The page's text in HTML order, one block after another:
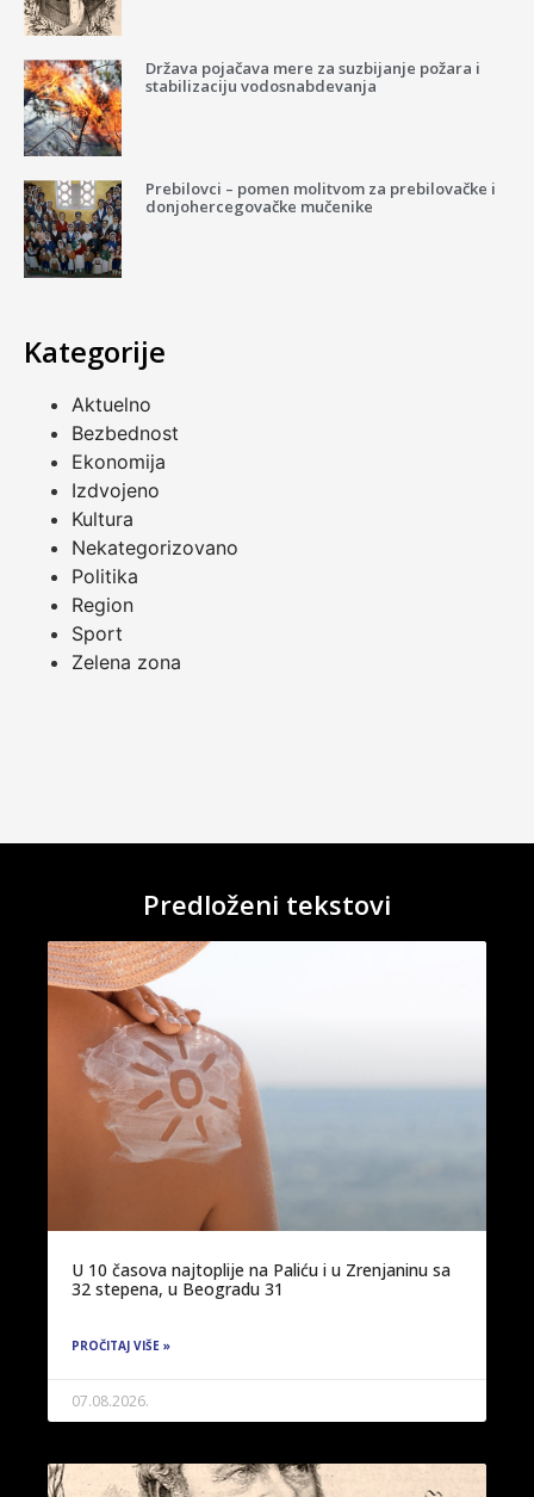
Država pojačava mere za suzbijanje požara i
stabilizaciju vodosnabdevanja
Prebilovci – pomen molitvom za prebilovačke i
donjohercegovačke mučenike
Kategorije
Aktuelno
Bezbednost
Ekonomija
Izdvojeno
Kultura
Nekategorizovano
Politika
Region
Sport
Zelena zona
Predloženi tekstovi
U 10 časova najtoplije na Paliću i u Zrenjaninu sa
32 stepena, u Beogradu 31
PROČITAJ VIŠE »
07.08.2026.